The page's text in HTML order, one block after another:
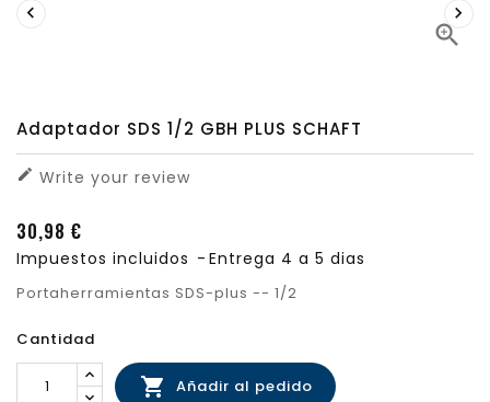

 
Adaptador SDS 1/2 GBH PLUS SCHAFT
 Write your review
30,98 €
Impuestos incluidos Entrega 4 a 5 dias
Portaherramientas SDS-plus -- 1/2
Cantidad
 Añadir al pedido